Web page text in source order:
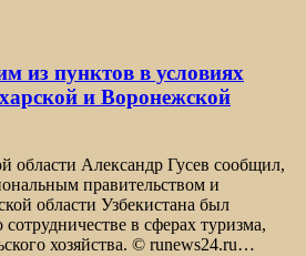
из пунктов в условиях
и Воронежской
области Александр Гусев сообщил,
правительством и
области Узбекистана был
в сферах туризма,
хозяйства. © runews24.ru…